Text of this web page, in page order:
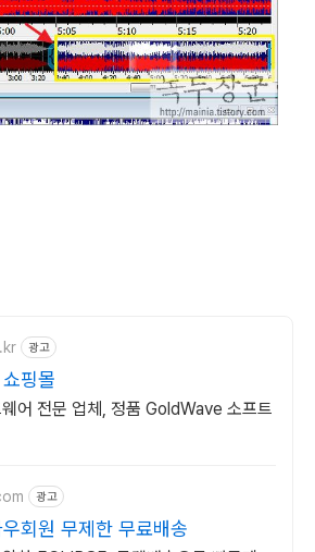
광고
핑몰
어 전문 업체, 정품 GoldWave 소프트
광고
회원 무제한 무료배송